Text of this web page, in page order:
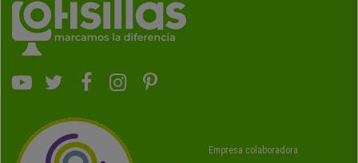
Empresa colaboradora